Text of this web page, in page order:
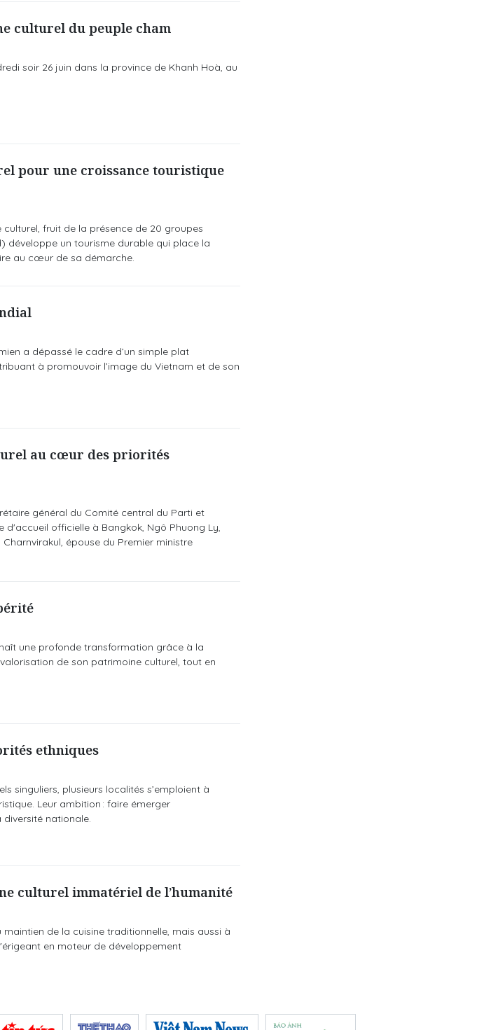
culturel du peuple cham
soir 26 juin dans la province de Khanh Hoà, au
pour une croissance touristique
fruit de la présence de 20 groupes
développe un tourisme durable qui place la
au cœur de sa démarche.
a dépassé le cadre d’un simple plat
à promouvoir l’image du Vietnam et de son
au cœur des priorités
général du Comité central du Parti et
d'accueil officielle à Bangkok, Ngô Phuong Ly,
épouse du Premier ministre
une profonde transformation grâce à la
de son patrimoine culturel, tout en
ethniques
singuliers, plusieurs localités s’emploient à
Leur ambition : faire émerger
nationale.
culturel immatériel de l’humanité
de la cuisine traditionnelle, mais aussi à
en moteur de développement